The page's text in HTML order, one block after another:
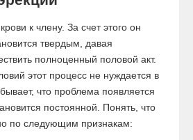
к члену. За счет этого он
твердым, давая
полноценный половой акт.
этот процесс не нуждается в
что проблема появляется
постоянной. Понять, что
по следующим признакам: